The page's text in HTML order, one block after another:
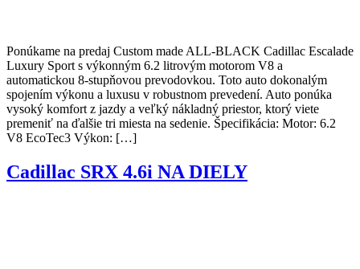
Ponúkame na predaj Custom made ALL-BLACK Cadillac Escalade
Luxury Sport s výkonným 6.2 litrovým motorom V8 a
automatickou 8-stupňovou prevodovkou. Toto auto dokonalým
spojením výkonu a luxusu v robustnom prevedení. Auto ponúka
vysoký komfort z jazdy a veľký nákladný priestor, ktorý viete
premeniť na ďalšie tri miesta na sedenie. Špecifikácia: Motor: 6.2
V8 EcoTec3 Výkon: […]
Cadillac SRX 4.6i NA DIELY